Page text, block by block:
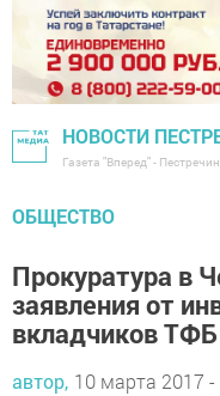
НОВОСТИ
Газета "Вперед" -
ОБЩЕСТВО
Прокуратура в
заявления от
вкладчиков ТФБ
автор, 10 марта 2017 -